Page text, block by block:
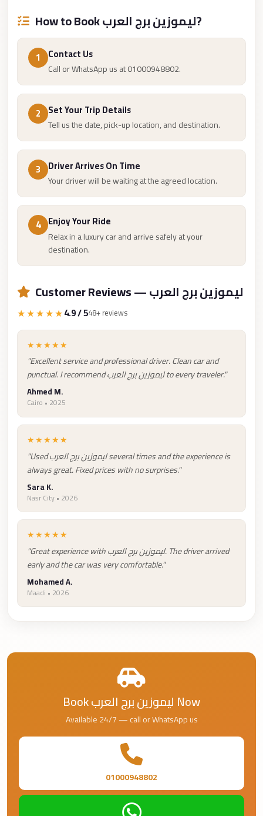
How to Book ليموزين برج العرب?
1 Contact Us
Call or WhatsApp us at 01000948802.
2 Set Your Trip Details
Tell us the date, pick-up location, and destination.
3 Driver Arrives On Time
Your driver will be waiting at the agreed location.
4 Enjoy Your Ride
Relax in a luxury car and arrive safely at your
destination.
Customer Reviews — ليموزين برج العرب
★★★★★4.9 / 548+ reviews
★★★★★
"Excellent service and professional driver. Clean car and
punctual. I recommend ليموزين برج العرب to every traveler."
Ahmed M.
Cairo • 2025
★★★★★
"Used ليموزين برج العرب several times and the experience is
always great. Fixed prices with no surprises."
Sara K.
Nasr City • 2026
★★★★★
"Great experience with ليموزين برج العرب. The driver arrived
early and the car was very comfortable."
Mohamed A.
Maadi • 2026
Book ليموزين برج العرب Now
Available 24/7 — call or WhatsApp us
01000948802
Limousine
from
Cairo
Airport
Limousine
from
Alexandria
Cairo
Airport
Limousine
Company
Companies
Cairo
Limousine
Companies
Airport
limousine
cairo
airport
limousine
Hurghada
Transfer
from
Cairo
Hurghada
Hurghada
Limousine
Limousine
from
Cairo